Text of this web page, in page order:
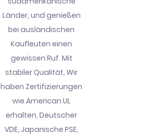
Länder, und genießen
bei ausländischen
Kaufleuten einen
gewissen Ruf. Mit
stabiler Qualität, Wir
haben Zertifizierungen
wie American UL
erhalten, Deutscher
VDE, Japanische PSE,